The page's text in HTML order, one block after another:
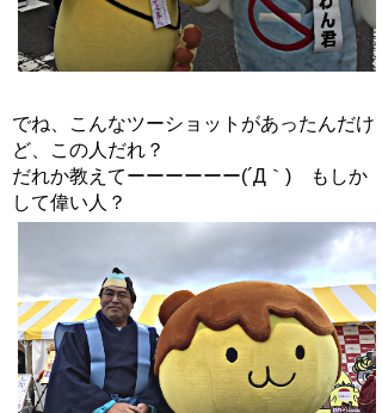
でね、こんなツーショットがあったんだけ
ど、この人だれ？
だれか教えてーーーーーー(´Д｀) もしか
して偉い人？